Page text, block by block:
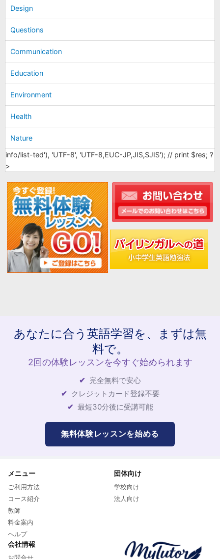
Design
Questions
Communication
Education
Environment
Health
Nature
info/list-ted'), 'UTF-8', 'UTF-8,EUC-JP,JIS,SJIS'); // print $res; ?
>
あなたに合う英語学習を、まずは無
料で。
2回の体験レッスンを今すぐ始められます
完全無料で安心
クレジットカード登録不要
最短30分後に受講可能
無料体験レッスンを始める
メニュー
ご利用方法
コース紹介
教師
料金案内
ヘルプ
団体向け
学校向け
法人向け
会社情報